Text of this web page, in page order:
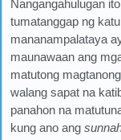
Nangangahulugan
tumatanggap ng
mananampalataya
maunawaan ang
matutong
walang sapat na
panahon na
kung ano ang